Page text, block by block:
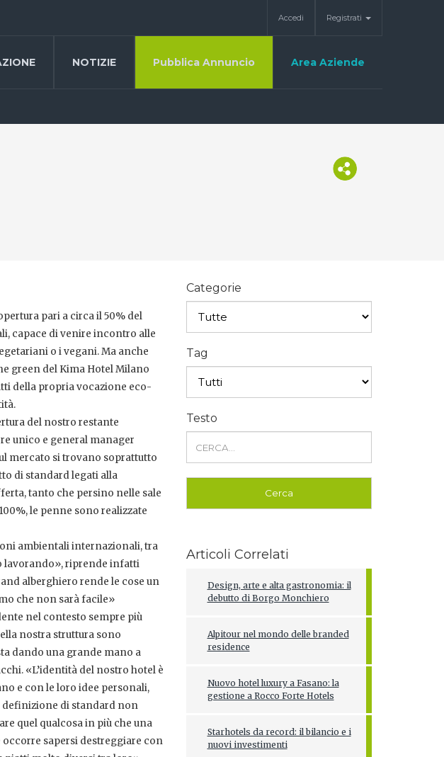
Accedi Registrati
NOTIZIE Pubblica Annuncio Area Aziende
pari a circa il 50% del
capace di venire incontro alle
o i vegani. Ma anche
green del Kima Hotel Milano
della propria vocazione eco-
del nostro restante
unico e general manager
mercato si trovano soprattutto
di standard legati alla
tanto che persino nelle sale
le penne sono realizzate
ambientali internazionali, tra
lavorando», riprende infatti
alberghiero rende le cose un
che non sarà facile»
nel contesto sempre più
nostra struttura sono
dando una grande mano a
«L’identità del nostro hotel è
e con le loro idee personali,
definizione di standard non
quel qualcosa in più che una
sapersi destreggiare con
Categorie
Tag
Testo
Articoli Correlati
Design, arte e alta gastronomia: il
debutto di Borgo Monchiero
Alpitour nel mondo delle branded
residence
Nuovo hotel luxury a Fasano: la
gestione a Rocco Forte Hotels
Starhotels da record: il bilancio e i
nuovi investimenti